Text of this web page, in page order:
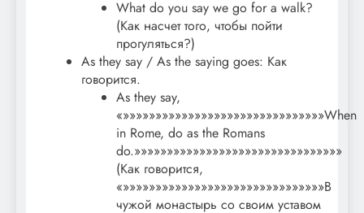
What do you say we go for a walk?
(Как насчет того, чтобы пойти
прогуляться?)
As they say / As the saying goes: Как
говорится.
As they say,
«»»»»»»»»»»»»»»»»»»»»»»»»»»»»»»»When
in Rome, do as the Romans
do.»»»»»»»»»»»»»»»»»»»»»»»»»»»»»»»»
(Как говорится,
«»»»»»»»»»»»»»»»»»»»»»»»»»»»»»»»В
чужой монастырь со своим уставом